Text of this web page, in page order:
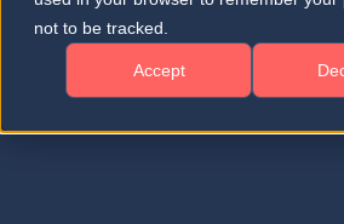
not to be tracked.
Accept
Entdecken Sie, wie
deepeye®